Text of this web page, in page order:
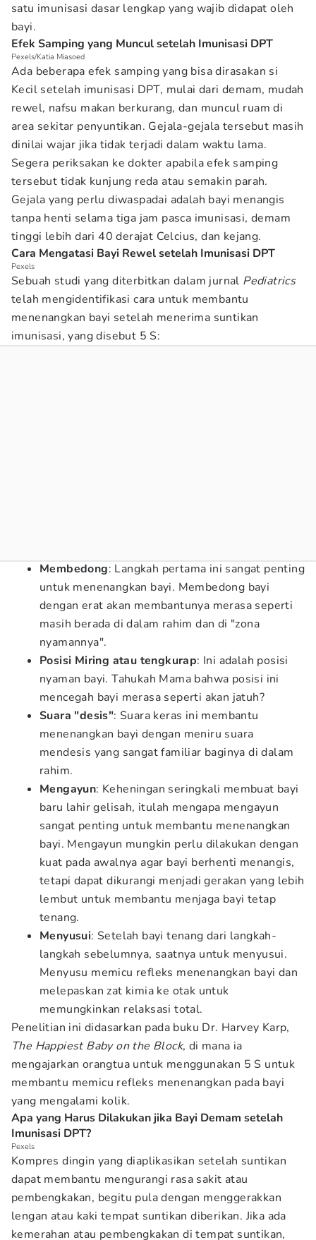
satu imunisasi dasar lengkap yang wajib didapat oleh
bayi.
Efek Samping yang Muncul setelah Imunisasi DPT
Pexels/Katia Miasoed
Ada beberapa efek samping yang bisa dirasakan si
Kecil setelah imunisasi DPT, mulai dari demam, mudah
rewel, nafsu makan berkurang, dan muncul ruam di
area sekitar penyuntikan. Gejala-gejala tersebut masih
dinilai wajar jika tidak terjadi dalam waktu lama.
Segera periksakan ke dokter apabila efek samping
tersebut tidak kunjung reda atau semakin parah.
Gejala yang perlu diwaspadai adalah bayi menangis
tanpa henti selama tiga jam pasca imunisasi, demam
tinggi lebih dari 40 derajat Celcius, dan kejang.
Cara Mengatasi Bayi Rewel setelah Imunisasi DPT
Pexels
Sebuah studi yang diterbitkan dalam jurnal Pediatrics
telah mengidentifikasi cara untuk membantu
menenangkan bayi setelah menerima suntikan
imunisasi, yang disebut 5 S:
Membedong: Langkah pertama ini sangat penting
untuk menenangkan bayi. Membedong bayi
dengan erat akan membantunya merasa seperti
masih berada di dalam rahim dan di "zona
nyamannya".
Posisi Miring atau tengkurap: Ini adalah posisi
nyaman bayi. Tahukah Mama bahwa posisi ini
mencegah bayi merasa seperti akan jatuh?
Suara "desis": Suara keras ini membantu
menenangkan bayi dengan meniru suara
mendesis yang sangat familiar baginya di dalam
rahim.
Mengayun: Keheningan seringkali membuat bayi
baru lahir gelisah, itulah mengapa mengayun
sangat penting untuk membantu menenangkan
bayi. Mengayun mungkin perlu dilakukan dengan
kuat pada awalnya agar bayi berhenti menangis,
tetapi dapat dikurangi menjadi gerakan yang lebih
lembut untuk membantu menjaga bayi tetap
tenang.
Menyusui: Setelah bayi tenang dari langkah-
langkah sebelumnya, saatnya untuk menyusui.
Menyusu memicu refleks menenangkan bayi dan
melepaskan zat kimia ke otak untuk
memungkinkan relaksasi total.
Penelitian ini didasarkan pada buku Dr. Harvey Karp,
The Happiest Baby on the Block, di mana ia
mengajarkan orangtua untuk menggunakan 5 S untuk
membantu memicu refleks menenangkan pada bayi
yang mengalami kolik.
Apa yang Harus Dilakukan jika Bayi Demam setelah
Imunisasi DPT?
Pexels
Kompres dingin yang diaplikasikan setelah suntikan
dapat membantu mengurangi rasa sakit atau
pembengkakan, begitu pula dengan menggerakkan
lengan atau kaki tempat suntikan diberikan. Jika ada
kemerahan atau pembengkakan di tempat suntikan,